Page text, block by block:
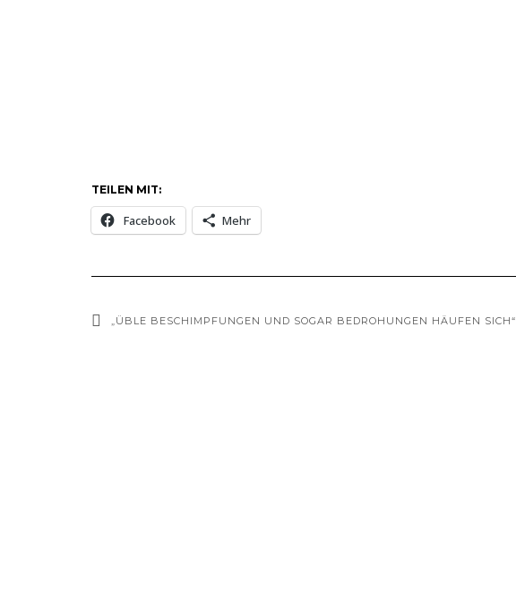
TEILEN MIT:
Facebook Mehr
„ÜBLE BESCHIMPFUNGEN UND SOGAR BEDROHUNGEN HÄUFEN SICH“